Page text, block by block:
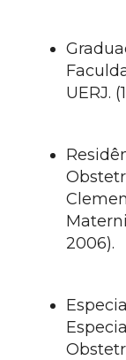
UERJ.
2006).